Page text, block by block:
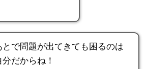
とで問題が出てきても困るのは
分だからね！